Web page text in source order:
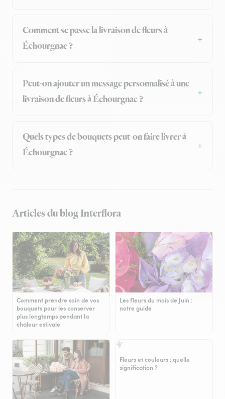
Comment se passe la livraison de fleurs à
Échourgnac ?
Peut-on ajouter un message personnalisé à une
livraison de fleurs à Échourgnac ?
Quels types de bouquets peut-on faire livrer à
Échourgnac ?
Articles du blog Interflora
Comment prendre soin de vos
bouquets pour les conserver
plus longtemps pendant la
chaleur estivale
Les fleurs du mois de Juin :
notre guide
Fleurs et couleurs : quelle
signification ?